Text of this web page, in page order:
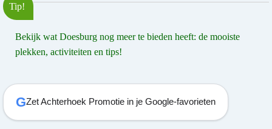
Tip!
Bekijk wat Doesburg nog meer te bieden heeft: de mooiste
plekken, activiteiten en tips!
GZet Achterhoek Promotie in je Google-favorieten